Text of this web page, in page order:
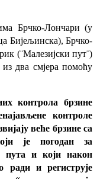
Брчко-Лончари (у
Бијељинска), Брчко-
(¨Малезијски пут¨)
два смјера помоћу
контрола брзине
контроле
веће брзине са
је погодан за
пута и који након
ради и региструје